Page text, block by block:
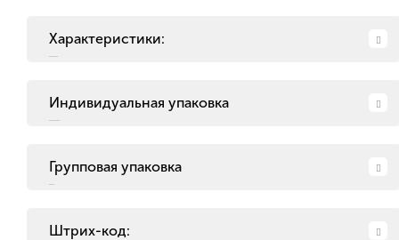
Характеристики:
Индивидуальная упаковка
Групповая упаковка
Штрих-код: